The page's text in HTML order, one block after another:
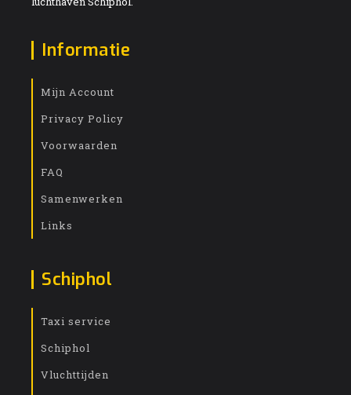
Informatie
Mijn Account
Privacy Policy
Voorwaarden
FAQ
Samenwerken
Links
Schiphol
Taxi service
Schiphol
Vluchttijden